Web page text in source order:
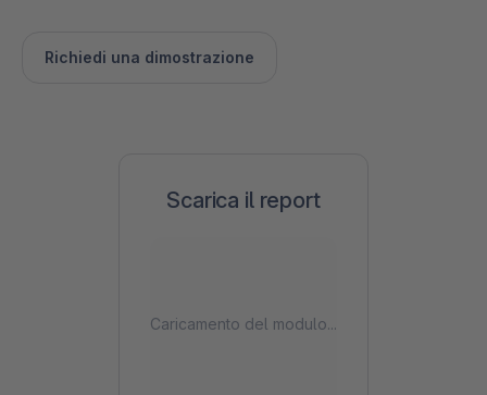
Richiedi una dimostrazione
Scarica il report
Caricamento del modulo...